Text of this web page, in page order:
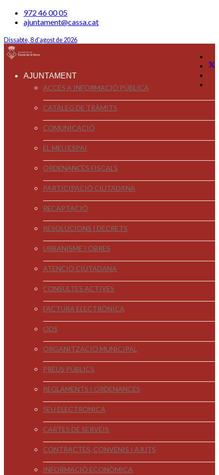
972 46 00 05
ajuntament@cassa.cat
Dissabte, 8 d'agost de 2026
AJUNTAMENT
ACCÉS A INFORMACIÓ PÚBLICA
CATÀLEG DE TRÀMITS
COMUNICACIÓ
EL MEU ESPAI
ORDENANCES FISCALS
PARTICIPACIÓ CIUTADANA
RECAPTACIÓ
RESOLUCIONS I DECRETS
URBANISME I OBRES
ATENCIÓ CIUTADANA
CONSULTES ACTIVES
FACTURA ELECTRÒNICA
ODS
ORGANITZACIÓ MUNICIPAL
PREUS PÚBLICS
REGLAMENTS I ORDENANCES
SEU ELECTRÒNICA
CARTES DE SERVEIS
CONTRACTES, CONVENIS I AJUTS
INFORMACIÓ ECONÒMICA